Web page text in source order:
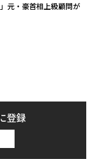
元・豪首相上級顧問が
登録